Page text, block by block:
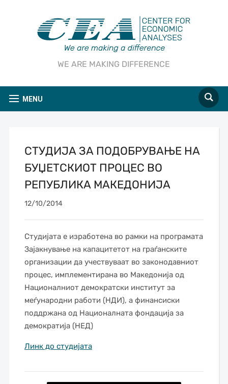
WE ARE MAKING DIFFERENCE
MENU
СТУДИЈА ЗА ПОДОБРУВАЊЕ НА
БУЏЕТСКИОТ ПРОЦЕС ВО
РЕПУБЛИКА МАКЕДОНИЈА
12/10/2014
Студијата е изработена во рамки на програмата
Зајакнување на капацитетот на граѓанските
организации да учествуваат во законодавниот
процес, имплементирана во Македонија од
Националниот демократски институт за
меѓународни работи (НДИ), а финансиски
поддржана од Националната фондација за
демократија (НЕД)
Линк до студијата